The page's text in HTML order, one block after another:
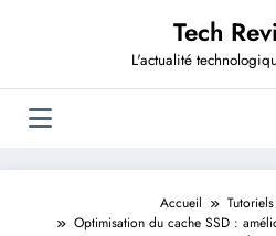
Tech
L'actualité
Accueil
Optimisation du cache SSD :